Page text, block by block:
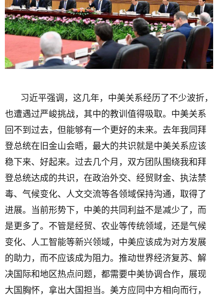
习近平强调，这几年，中美关系经历了不少波折，
也遭遇过严峻挑战，其中的教训值得吸取。中美关系
回不到过去，但能够有一个更好的未来。去年我同拜
登总统在旧金山会晤，最大的共识就是中美关系应该
稳下来、好起来。过去几个月，双方团队围绕我和拜
登总统达成的共识，在政治外交、经贸财金、执法禁
毒、气候变化、人文交流等各领域保持沟通，取得了
进展。当前形势下，中美的共同利益不是减少了，而
是更多了。不管是经贸、农业等传统领域，还是气候
变化、人工智能等新兴领域，中美应该成为对方发展
的助力，而不应该成为阻力。推动世界经济复苏、解
决国际和地区热点问题，都需要中美协调合作，展现
大国胸怀，拿出大国担当。美方应同中方相向而行，